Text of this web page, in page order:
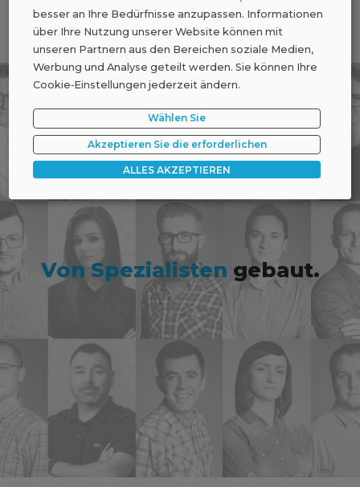
Von Spezialisten gebaut.
besser an Ihre Bedürfnisse anzupassen. Informationen
über Ihre Nutzung unserer Website können mit
unseren Partnern aus den Bereichen soziale Medien,
Werbung und Analyse geteilt werden. Sie können Ihre
Cookie‑Einstellungen jederzeit ändern.
Wählen Sie
Akzeptieren Sie die erforderlichen
ALLES AKZEPTIEREN